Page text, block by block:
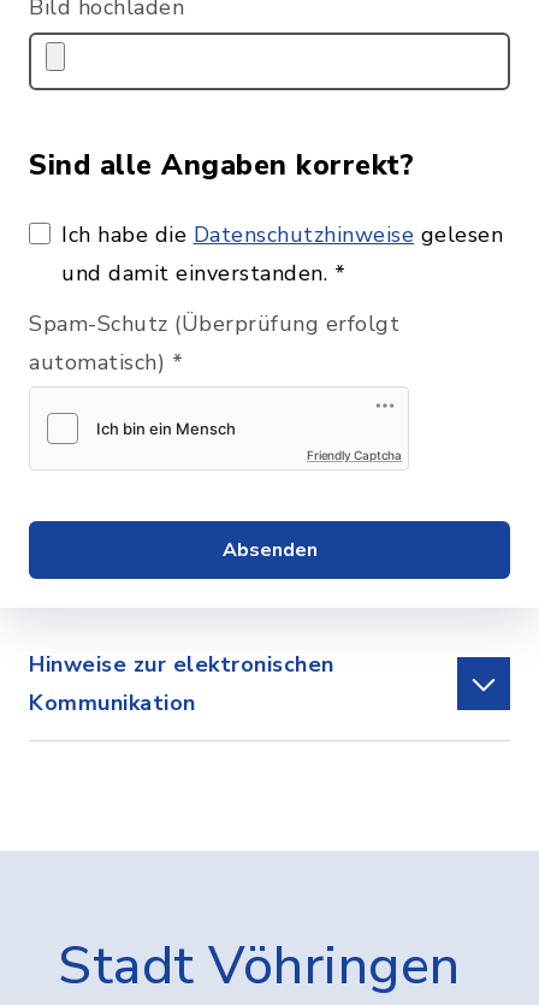
Bild hochladen
Sind alle Angaben korrekt?
Ich habe die Datenschutzhinweise gelesen
und damit einverstanden. *
Spam-Schutz (Überprüfung erfolgt
automatisch) *
Friendly Captcha
Absenden
Hinweise zur elektronischen
Kommunikation
Stadt Vöhringen